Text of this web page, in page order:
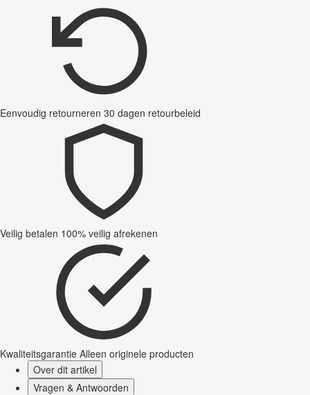
Eenvoudig retourneren 30 dagen retourbeleid
Veilig betalen 100% veilig afrekenen
Kwaliteitsgarantie Alleen originele producten
Over dit artikel
Vragen & Antwoorden